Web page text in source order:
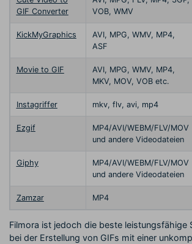
GIF Converter
VOB, WMV
KickMyGraphics
AVI, MPG, WMV, MP4,
ASF
Movie to GIF
AVI, MPG, WMV, MP4,
MKV, MOV, VOB etc.
Instagriffer mkv, flv, avi, mp4
Ezgif
MP4/AVI/WEBM/FLV/MOV
und andere Videodateien
Giphy
MP4/AVI/WEBM/FLV/MOV
und andere Videodateien
Zamzar MP4
Filmora ist jedoch die beste leistungsfähige
bei der Erstellung von GIFs mit einer